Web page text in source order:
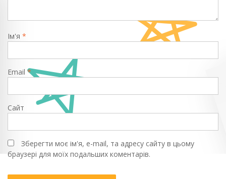
Ім'я *
Email *
Сайт
Зберегти моє ім'я, e-mail, та адресу сайту в цьому
браузері для моїх подальших коментарів.